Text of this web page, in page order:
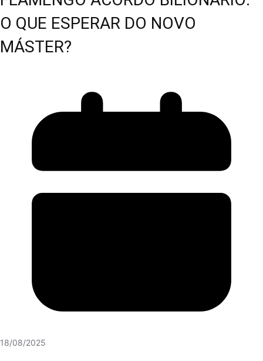
O QUE ESPERAR DO NOVO
MÁSTER?
18/08/2025